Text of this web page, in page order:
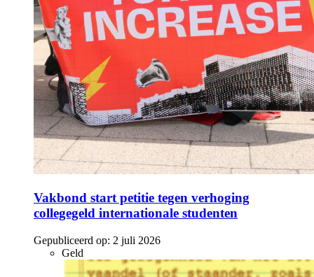
Vakbond start petitie tegen verhoging
collegegeld internationale studenten
Gepubliceerd op: 2 juli 2026
Geld